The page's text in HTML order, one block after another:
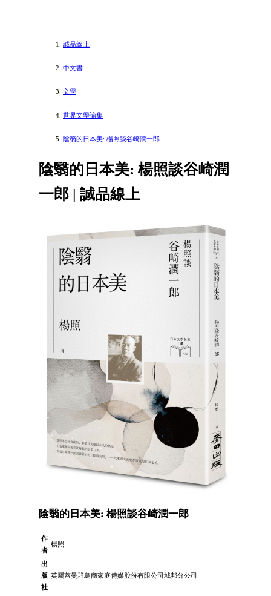
誠品線上
中文書
文學
世界文學論集
陰翳的日本美: 楊照談谷崎潤一郎
陰翳的日本美: 楊照談谷崎潤
一郎 | 誠品線上
陰翳的日本美: 楊照談谷崎潤一郎
作
者
楊照
出
版
社
英屬蓋曼群島商家庭傳媒股份有限公司城邦分公司